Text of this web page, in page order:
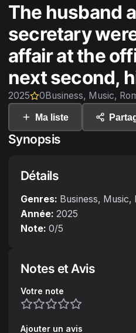
The husband
secretary
affair at the
next second,
2025 0 Business, Music,
Ma liste
Synopsis
Détails
Genres: Business,
Année: 2025
Note: 0/5
Notes et Avis
Votre note
Ajouter un avis